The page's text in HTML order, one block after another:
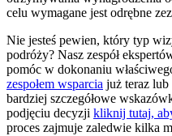
celu wymagane jest odrębne
Nie jesteś pewien, który typ
podróży? Nasz zespół
pomóc w dokonaniu
zespołem wsparcia już teraz lub
bardziej szczegółowe
podjęciu decyzji kliknij tutaj,
proces zajmuje zaledwie kilka